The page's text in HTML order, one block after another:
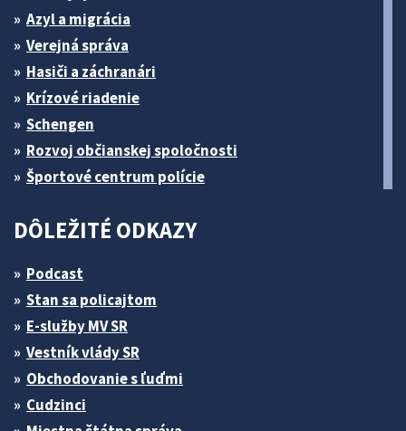
Azyl a migrácia
Verejná správa
Hasiči a záchranári
Krízové riadenie
Schengen
Rozvoj občianskej spoločnosti
Športové centrum polície
DÔLEŽITÉ ODKAZY
Podcast
Stan sa policajtom
E-služby MV SR
Vestník vlády SR
Obchodovanie s ľuďmi
Cudzinci